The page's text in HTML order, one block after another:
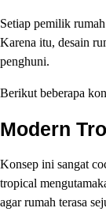
Setiap pemilik
Karena itu, desain
penghuni.
Berikut beberapa
Modern
Konsep ini sangat
tropical
agar rumah terasa